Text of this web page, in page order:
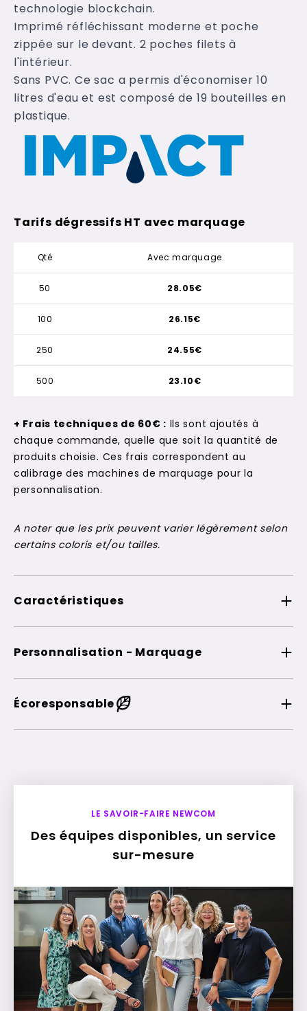
technologie blockchain.
Imprimé réfléchissant moderne et poche
zippée sur le devant. 2 poches filets à
l'intérieur.
Sans PVC. Ce sac a permis d'économiser 10
litres d'eau et est composé de 19 bouteilles en
plastique.
Tarifs dégressifs HT avec marquage
Qté Avec marquage
50
100
250
500
28.05€
26.15€
24.55€
23.10€
+ Frais techniques de 60€ : Ils sont ajoutés à
chaque commande, quelle que soit la quantité de
produits choisie. Ces frais correspondent au
calibrage des machines de marquage pour la
personnalisation.
A noter que les prix peuvent varier légèrement selon
certains coloris et/ou tailles.
Caractéristiques
Personnalisation - Marquage
Écoresponsable
LE SAVOIR-FAIRE NEWCOM
Des équipes disponibles, un service
sur-mesure